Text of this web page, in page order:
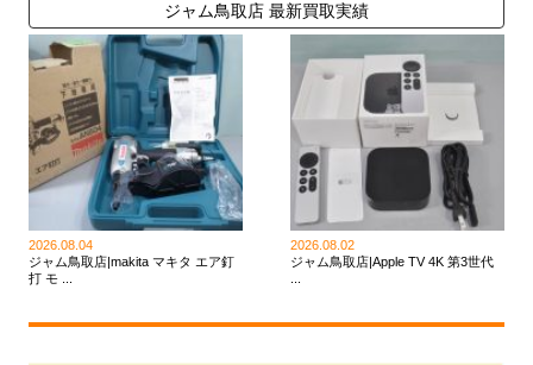
ジャム鳥取店 最新買取実績
2026.08.04
ジャム鳥取店|makita マキタ エア釘
打 モ ...
2026.08.02
ジャム鳥取店|Apple TV 4K 第3世代